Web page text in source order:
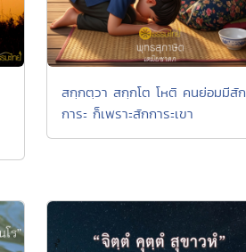
สกฺกตฺวา สกฺกโต โหติ คนย่อมมีสัก
การะ ก็เพราะสักการะเขา